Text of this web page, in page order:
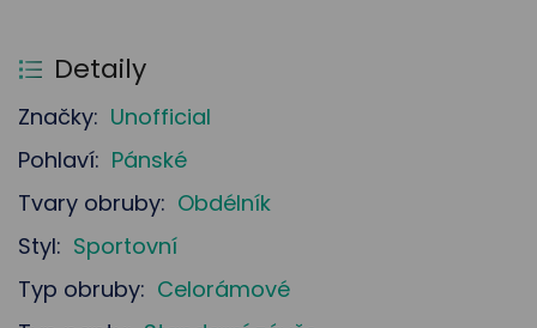
Detaily
Značky: Unofficial
Pohlaví: Pánské
Tvary obruby: Obdélník
Styl: Sportovní
Typ obruby: Celorámové